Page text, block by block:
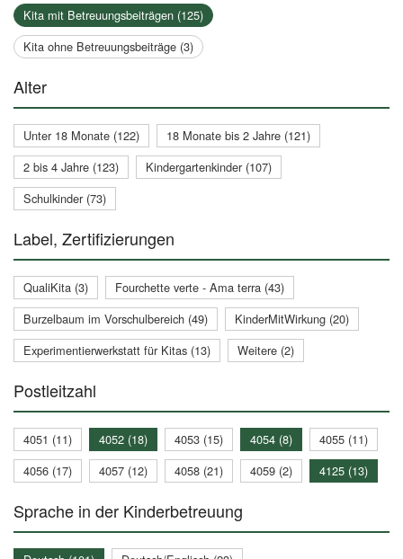
Kita mit Betreuungsbeiträgen (125)
Kita ohne Betreuungsbeiträge (3)
Alter
Unter 18 Monate (122)
18 Monate bis 2 Jahre (121)
2 bis 4 Jahre (123)
Kindergartenkinder (107)
Schulkinder (73)
Label, Zertifizierungen
QualiKita (3)
Fourchette verte - Ama terra (43)
Burzelbaum im Vorschulbereich (49)
KinderMitWirkung (20)
Experimentierwerkstatt für Kitas (13)
Weitere (2)
Postleitzahl
4051 (11) 4052 (18) 4053 (15) 4054 (8)
4055 (11)
4056 (17)
4057 (12) 4058 (21) 4059 (2) 4125 (13)
Sprache in der Kinderbetreuung